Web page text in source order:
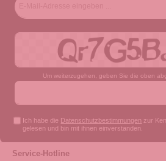
Um weiterzugehen, geben Sie die oben
Ich habe die Datenschutzbestimmungen zur
gelesen und bin mit ihnen einverstanden.
Service-Hotline